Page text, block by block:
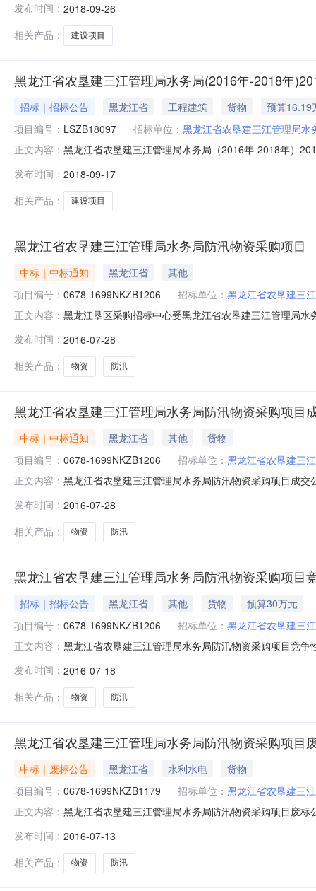
09月26日13:55本项目招标公告日期2018年09月17日成
发布时间： 2018-09-26
相关产品：
建设项目
黑龙江省农垦建三江管理局水务局(2016年-2018年
招标｜招标公告 黑龙江省 工程建筑 货物
预算16.19
项目编号： LSZB18097 招标单位： 黑龙江省农垦建三江管理局水
正文内容： 黑龙江省农垦建三江管理局水务局（2016年-2018年）
09月17日14:07报名时间2018年09月18日09:00至2018
发布时间： 2018-09-17
相关产品：
建设项目
黑龙江省农垦建三江管理局水务局防汛物资采购项目
中标｜中标通知 黑龙江省
其他
项目编号： 0678-1699NKZB1206 招标单位： 黑龙江省农垦建三
正文内容： 黑龙江垦区采购招标中心受黑龙江省农垦建三江管理局
0451-55195758二、采购单位信息采购单位名称：黑龙
发布时间： 2016-07-28
相关产品：
物资 防汛
黑龙江省农垦建三江管理局水务局防汛物资采购项目
中标｜中标通知 黑龙江省 其他
货物
项目编号： 0678-1699NKZB1206 招标单位： 黑龙江省农垦建三
正文内容： 黑龙江省农垦建三江管理局水务局防汛物资采购项目成
询价小组成员、磋商小组成员名单及单一来源采购人员
55195
发布时间： 2016-07-28
相关产品：
物资 防汛
黑龙江省农垦建三江管理局水务局防汛物资采购项目
招标｜招标公告 黑龙江省 其他 货物
预算30万元
项目编号： 0678-1699NKZB1206 招标单位： 黑龙江省农垦建三
正文内容： 黑龙江省农垦建三江管理局水务局防汛物资采购项目竞
中心十二楼标书出售室获取谈判文件的时间2016年07月
发布时间： 2016-07-18
相关产品：
物资 防汛
黑龙江省农垦建三江管理局水务局防汛物资采购项目
中标｜废标公告 黑龙江省 水利水电
货物
项目编号： 0678-1699NKZB1179 招标单位： 黑龙江省农垦建三
正文内容： 黑龙江省农垦建三江管理局水务局防汛物资采购项目废
55195758采购单位黑龙江省农垦建三江管理局水务局采
心代理机构
发布时间： 2016-07-13
相关产品：
物资 防汛